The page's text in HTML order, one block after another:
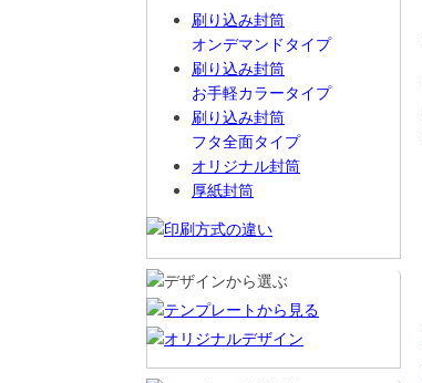
刷り込み封筒
オンデマンドタイプ
刷り込み封筒
お手軽カラータイプ
刷り込み封筒
フタ全面タイプ
オリジナル封筒
厚紙封筒